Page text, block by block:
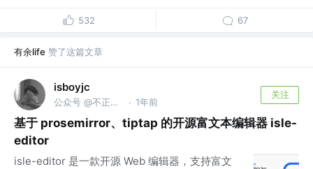
532 67
有余life 赞了这篇文章
isboyjc
公众号 @不正经的前端 · 1年前
关注
基于 prosemirror、tiptap 的开源富文本编辑器 isle-
editor
isle-editor 是一款开源 Web 编辑器，支持富文